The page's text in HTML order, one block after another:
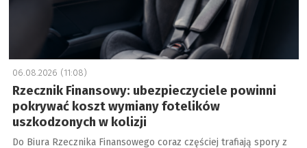
06.08.2026 (11:08)
Rzecznik Finansowy: ubezpieczyciele powinni
pokrywać koszt wymiany fotelików
uszkodzonych w kolizji
Do Biura Rzecznika Finansowego coraz częściej trafiają spory z